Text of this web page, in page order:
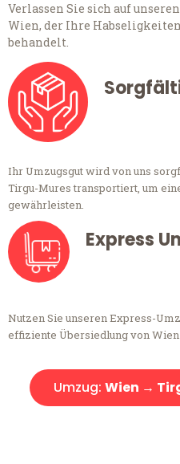
Verlassen Sie sich auf
Wien, der Ihre
behandelt.
Ihr Umzugsgut wird von uns
Tirgu-Mures transportiert, um
gewährleisten.
Express
Nutzen Sie unseren Express-
effiziente Übersiedlung von
Umzug: Wien →